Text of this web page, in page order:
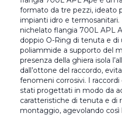
formato da tre pezzi, ideato
impianti idro e
nichelato flangia 700L APL
doppio O-Ring di tenuta e di
poliammide a supporto del
presenza della ghiera isola
dall’ottone del raccordo,
fenomeni corrosivi. I raccordi
stati progettati in modo da
caratteristiche di tenuta e di
montaggio, agevolando così